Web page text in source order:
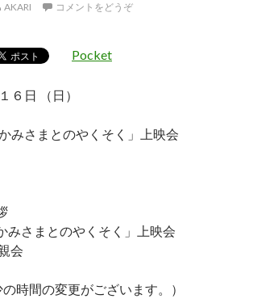
AKARI コメントをどうぞ
Pocket
６日 （日）
みさまとのやくそく」上映会
さまとのやくそく」上映会
会
の時間の変更がございます。）